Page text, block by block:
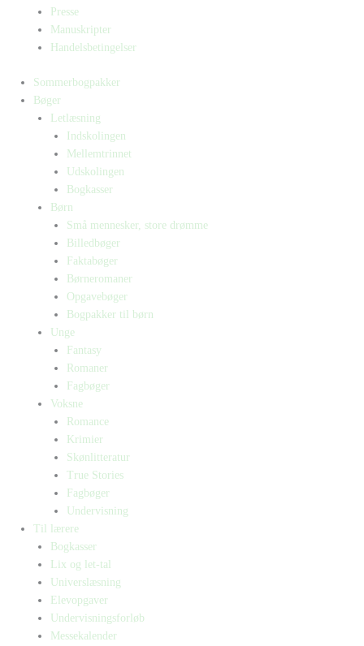
Presse
Manuskripter
Handelsbetingelser
Sommerbogpakker
Bøger
Letlæsning
Indskolingen
Mellemtrinnet
Udskolingen
Bogkasser
Børn
Små mennesker, store drømme
Billedbøger
Faktabøger
Børneromaner
Opgavebøger
Bogpakker til børn
Unge
Fantasy
Romaner
Fagbøger
Voksne
Romance
Krimier
Skønlitteratur
True Stories
Fagbøger
Undervisning
Til lærere
Bogkasser
Lix og let-tal
Universlæsning
Elevopgaver
Undervisningsforløb
Messekalender